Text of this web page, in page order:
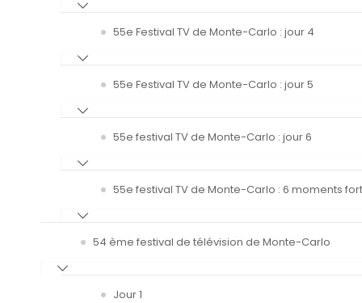
55e Festival TV de Monte-Carlo : jour 4
55e Festival TV de Monte-Carlo : jour 5
55e festival TV de Monte-Carlo : jour 6
55e festival TV de Monte-Carlo : 6 moments
54 ème festival de télévision de Monte-Carlo
Jour 1